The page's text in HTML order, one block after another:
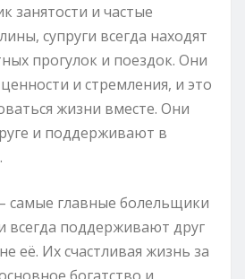
занятости и частые
супруги всегда находят
прогулок и поездок. Они
и стремления, и это
жизни вместе. Они
и поддерживают в
самые главные болельщики
всегда поддерживают друг
её. Их счастливая жизнь за